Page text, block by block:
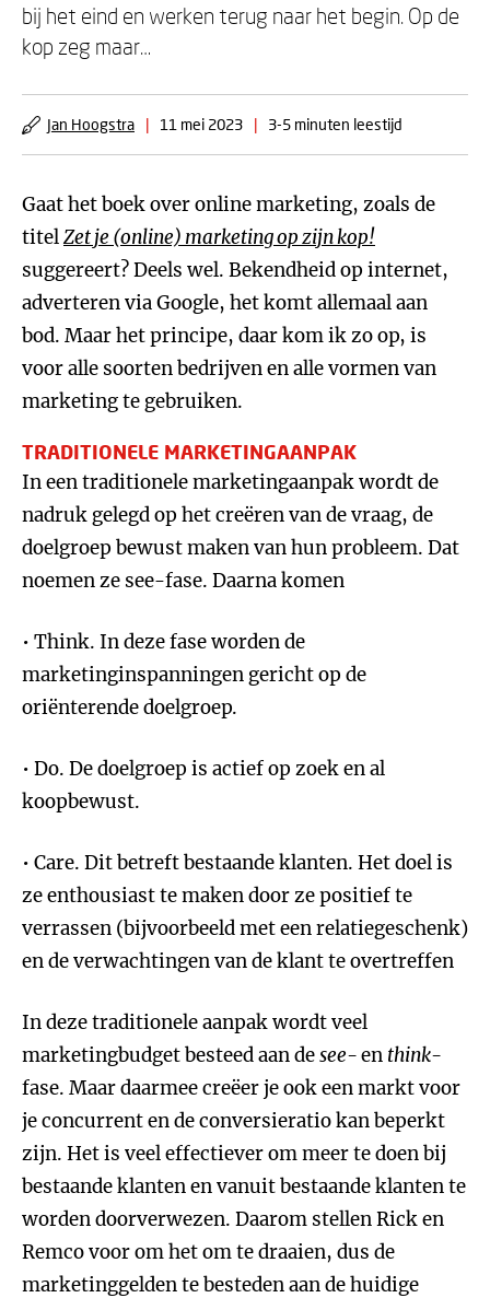
bij het eind en werken terug naar het begin. Op de
kop zeg maar…
Jan Hoogstra | 11 mei 2023 | 3-5 minuten leestijd
Gaat het boek over online marketing, zoals de
titelZet je (online) marketing op zijn kop!
suggereert? Deels wel. Bekendheid op internet,
adverteren via Google, het komt allemaal aan
bod. Maar het principe, daar kom ik zo op, is
voor alle soorten bedrijven en alle vormen van
marketing te gebruiken.
TRADITIONELE MARKETINGAANPAK
In een traditionele marketingaanpak wordt de
nadruk gelegd op het creëren van de vraag, de
doelgroep bewust maken van hun probleem. Dat
noemen ze see-fase. Daarna komen
• Think. In deze fase worden de
marketinginspanningen gericht op de
oriënterende doelgroep.
• Do. De doelgroep is actief op zoek en al
koopbewust.
• Care. Dit betreft bestaande klanten. Het doel is
ze enthousiast te maken door ze positief te
verrassen (bijvoorbeeld met een relatiegeschenk)
en de verwachtingen van de klant te overtreffen
In deze traditionele aanpak wordt veel
marketingbudget besteed aan desee-en think-
fase. Maar daarmee creëer je ook een markt voor
je concurrent en de conversieratio kan beperkt
zijn. Het is veel effectiever om meer te doen bij
bestaande klanten en vanuit bestaande klanten te
worden doorverwezen. Daarom stellen Rick en
Remco voor om het om te draaien, dus de
marketinggelden te besteden aan de huidige